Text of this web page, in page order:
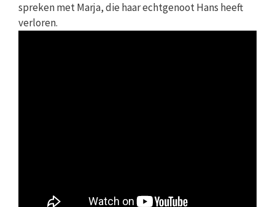
spreken met Marja, die haar echtgenoot Hans heeft
verloren.